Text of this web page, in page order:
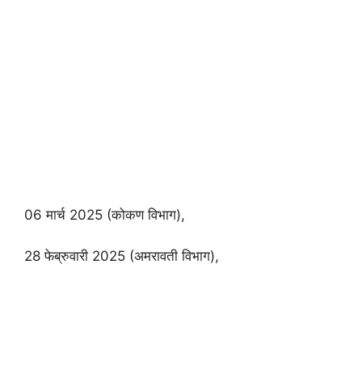
06 मार्च 2025 (कोकण विभाग),
28 फेब्रुवारी 2025 (अमरावती विभाग),